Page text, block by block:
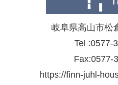
岐阜県高山市松
Tel :0577-
Fax:0577-
https://finn-juhl-